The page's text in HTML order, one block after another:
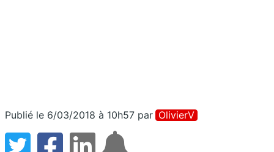
Publié le 6/03/2018 à 10h57 par OlivierV